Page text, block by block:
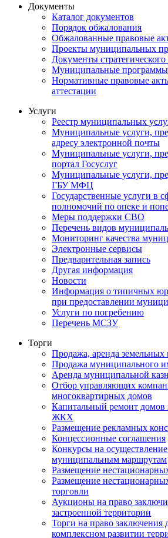
Документы
Каталог документов
Порядок обжалования
Обжалованные правовые
Проекты муниципальных
Документы
Муниципальные программы
Нормативные правовые
аттестации
Услуги
Реестр муниципальных
Муниципальные услуги,
адресу электронной почты
Муниципальные услуги,
портал Госуслуг
Муниципальные услуги,
ГБУ МФЦ
Государственные услуги в
полномочий по опеке и
Меры поддержки СВО
Перечень видов
Мониторинг качества
Электронные сервисы
Предварительная запись
Другая информация
Новости
Информация о типичных
при предоставлении
Услуги по погребению
Перечень МСЗУ
Торги
Продажа, аренда земельных
Продажа муниципального
Аренда муниципальной
Отбор управляющих
многоквартирных домов
Капитальный ремонт домов
ЖКХ
Размещение рекламных
Концессионные соглашения
Конкурсы на
муниципальным маршрутам
Размещение
Размещение
торговли
Аукционы на право
застроенной территории
Торги на право заключения
комплексном развитии